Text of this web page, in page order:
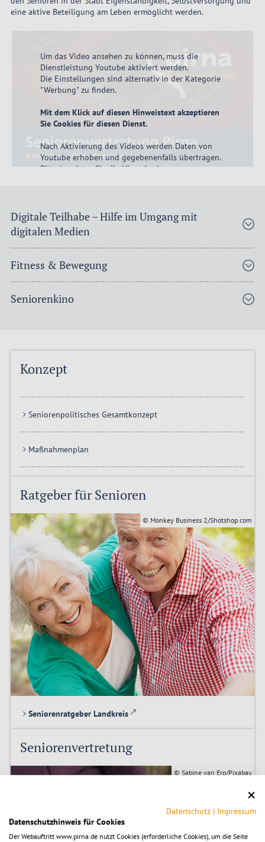
eine aktive Beteiligung am Leben ermöglicht werden.
Um das Video ansehen zu können, muss die
Dienstleistung Youtube aktiviertwerden.
Die Einstellungen sind alternativ in der Kategorie
"Werbung" zu finden.
Mit dem Klick auf diesen Hinweistext akzeptieren
Sie Cookies für diesen Dienst.
Nach Aktivierung des Videos werden Daten von
Youtube erhoben und gegebenenfalls übertragen.
Bitte beachten Sie die Hinweise in unserer
Digitale Teilhabe – Hilfe im Umgang mit
digitalen Medien
Fitness & Bewegung
Seniorenkino
Konzept
Seniorenpolitisches Gesamtkonzept
Maßnahmenplan
Ratgeber für Senioren
© Monkey Business 2/Shotshop.com
Seniorenratgeber Landkreis
Seniorenvertretung
© Sabine van Erp/Pixabay
Datenschutz | Impressum
Datenschutzhinweis für Cookies
Der Webauftritt www.pirna.de nutzt Cookies (erforderliche Cookies), um die Seite